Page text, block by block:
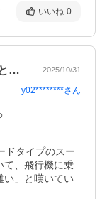
いいね 0
やっぱりソフトタイプが使いやすいと思う 2025/10/31
y02********さん
ドタイプのスー
て、飛行機に乗
い」と嘆いてい